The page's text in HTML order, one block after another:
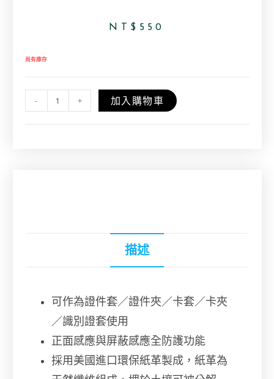
NT$ 550
尚有庫存
- + 加入購物車
描述
可作為證件套／證件夾／卡套／卡夾
／識別證套使用
正面感應與屏蔽感應全防護功能
採用美國進口環保紙革製成，紙革為